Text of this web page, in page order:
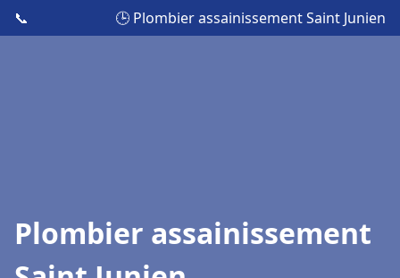
📞 🕒 Plombier assainissement Saint Junien
Plombier assainissement